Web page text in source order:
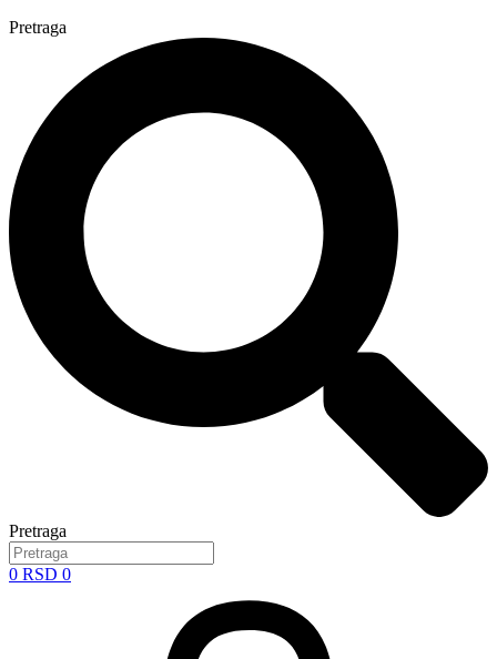
Pretraga
Pretraga
0 RSD 0